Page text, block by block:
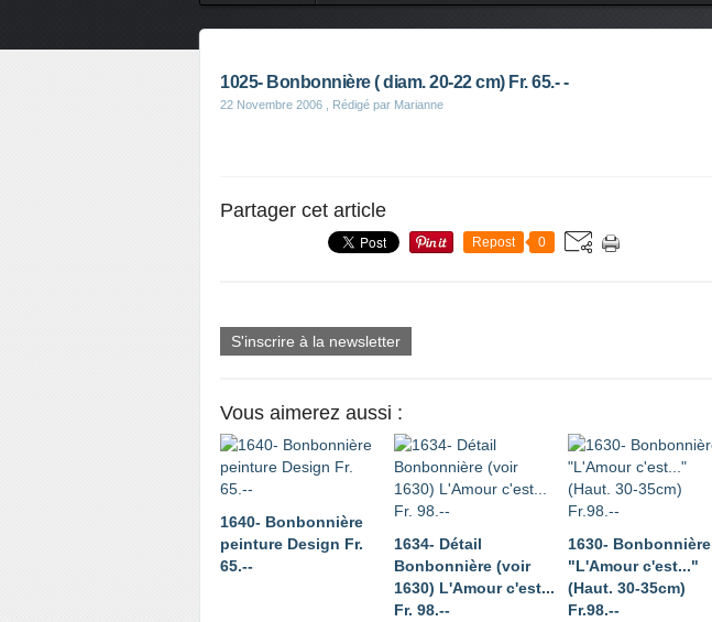
1025- Bonbonnière ( diam. 20-22 cm) Fr. 65.- -
22 Novembre 2006 , Rédigé par Marianne
Partager cet article
Repost 0
S'inscrire à la newsletter
Vous aimerez aussi :
1640- Bonbonnière
peinture Design Fr.
65.--
1634- Détail
Bonbonnière (voir
1630) L'Amour c'est...
Fr. 98.--
1630- Bonbonnière
"L'Amour c'est..."
(Haut. 30-35cm)
Fr.98.--